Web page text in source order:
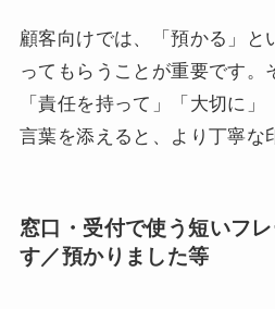
顧客向けでは、「預かる」と
ってもらうことが重要です。
「責任を持って」「大切に
言葉を添えると、より丁寧な
窓口・受付で使う短いフ
す／預かりました等